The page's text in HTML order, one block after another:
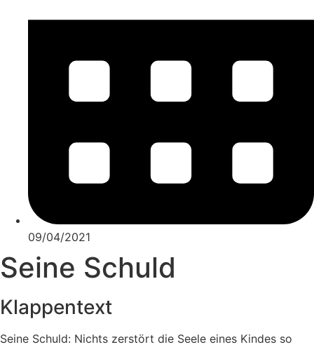
09/04/2021
Seine Schuld
Klappentext
Seine Schuld: Nichts zerstört die Seele eines Kindes so